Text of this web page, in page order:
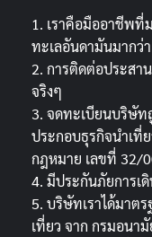
1. เราคือมืออาชีพที่
ทะเลอันดามันมากว่
2. การติดต่อประสา
จริงๆ
3. จดทะเบียนบริษั
ประกอบธุรกิจนำเที่
กฎหมาย เลขที่ 32/
4. มีประกันภัยการเ
5. บริษัทเราได้มาต
เที่ยว จาก กรมอนา